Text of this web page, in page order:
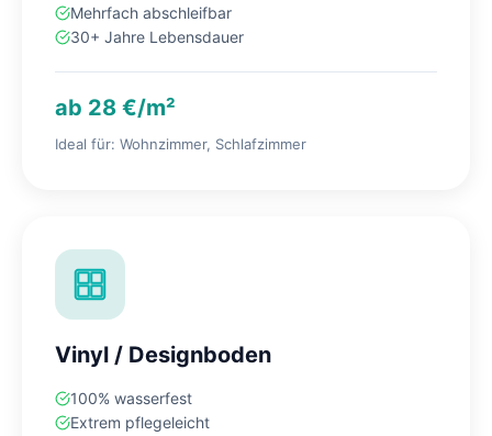
Mehrfach abschleifbar
30+ Jahre Lebensdauer
ab 28 €/m²
Ideal für: Wohnzimmer, Schlafzimmer
Vinyl / Designboden
100% wasserfest
Extrem pflegeleicht